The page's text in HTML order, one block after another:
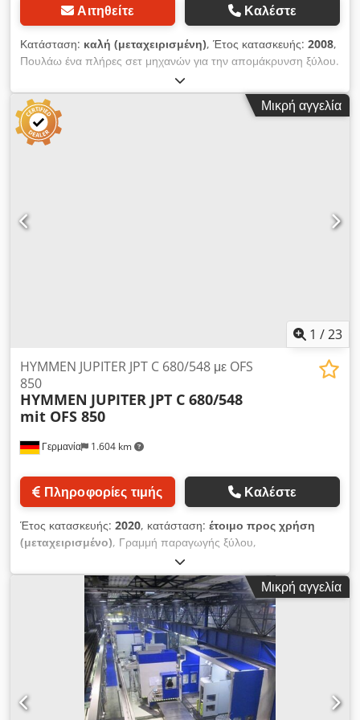
Αιτηθείτε Καλέστε
Κατάσταση: καλή (μεταχειρισμένη), Έτος κατασκευής: 2008,
Πουλάω ένα πλήρες σετ μηχανών για την απομάκρυνση ξύλου.
Έτος κατασκευής: 1993 - 2008 Brusa di Garboli TA30 L.Loser
AA200 Μηχανές φρεζαρίσματος Μηχανές κοπής με τροφοδοσία
Dedst I U Amopfx Ahueck Μηχανές λείανσης κυλίνδρων Μαζί
10 μηχανές. Κατάλληλο για dubel 6-8-10-12-16mm. Πολύ
καλή κατάσταση. Διαθέσιμα άμεσα.
Μικρή αγγελία
1 /23
Γερμανία 1.604 km
HYMMEN JUPITER JPT C 680/548 με OFS
850
HYMMEN JUPITER JPT C 680/548
mit OFS 850
Πληροφορίες τιμής Καλέστε
Έτος κατασκευής: 2020, κατάσταση: έτοιμο προς χρήση
(μεταχειρισμένο), Γραμμή παραγωγής ξύλου,
κατασκευασμένη το 2020. Αυτή η HYMMEN JUPITER JPT C
680/548 με OFS 850 έχει μέγιστο πλάτος εκτύπωσης 548 mm
και ταχύτητα συστήματος από 8 έως 65 m/min. Είναι
σχεδιασμένη για υψηλής ταχύτητας φινίρισμα επιφανειών
μεγάλων πανέλων, ιδανική για τη βιομηχανία δαπέδων και
επίπλων. Εάν αναζητάτε ένα ποιοτικό εκτυπωτικό μηχάνημα,
θα πρέπει να λάβετε υπόψη την HYMMEN JUPITER JPT C
680/548 με OFS 850 που προσφέρουμε προς πώληση.
Επικοινωνήστε μαζί μας για περισσότερες λεπτομέρειες. •
Γενικά δεδομένα συστήματος: • Ονομαστικό πλάτος: 680 mm
Μικρή αγγελία